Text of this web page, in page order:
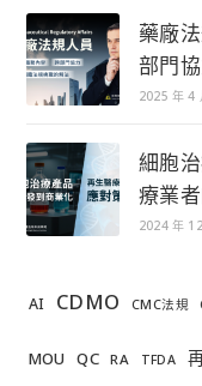
藥廠
部門
2025 年 4
細胞
療業
2024 年
AI CDMO CMC法規
MOU QC RA TFDA